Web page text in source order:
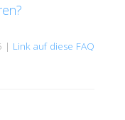
| Link auf diese FAQ